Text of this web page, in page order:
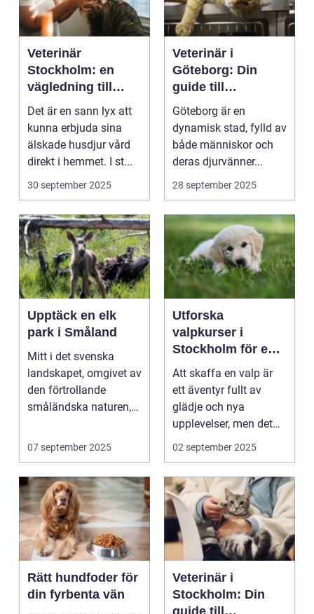
Veterinär
Stockholm: en
vägledning till
vård i hemmiljö
Det är en sann lyx att
kunna erbjuda sina
älskade husdjur vård
direkt i hemmet. I st...
30 september 2025
Veterinär i
Göteborg: Din
guide till
djursjukvård
Göteborg är en
dynamisk stad, fylld av
både människor och
deras djurvänner...
28 september 2025
Upptäck en elk
park i Småland
Mitt i det svenska
landskapet, omgivet av
den förtrollande
småländska naturen,
07 september 2025
Utforska
valpkurser i
Stockholm för en
lycklig och
välanpassad valp
Att skaffa en valp är
ett äventyr fullt av
glädje och nya
upplevelser, men det
st&aum...
02 september 2025
Rätt hundfoder för
din fyrbenta vän
Veterinär i
Stockholm: Din